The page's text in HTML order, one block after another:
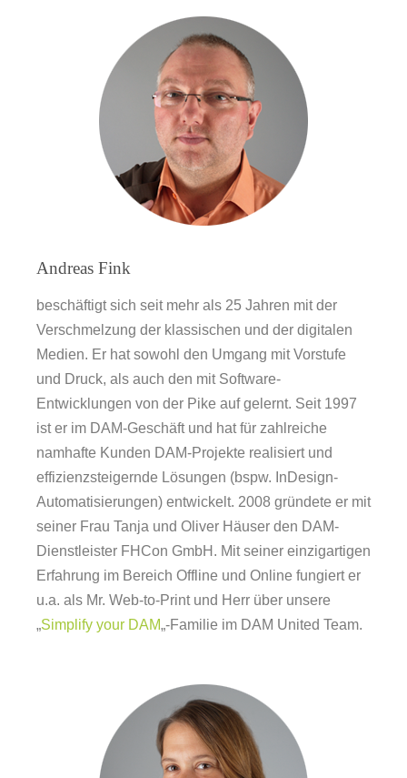
Andreas Fink
beschäftigt sich seit mehr als 25 Jahren mit der
Verschmelzung der klassischen und der digitalen
Medien. Er hat sowohl den Umgang mit Vorstufe
und Druck, als auch den mit Software-
Entwicklungen von der Pike auf gelernt. Seit 1997
ist er im DAM-Geschäft und hat für zahlreiche
namhafte Kunden DAM-Projekte realisiert und
effizienzsteigernde Lösungen (bspw. InDesign-
Automatisierungen) entwickelt. 2008 gründete er mit
seiner Frau Tanja und Oliver Häuser den DAM-
Dienstleister FHCon GmbH. Mit seiner einzigartigen
Erfahrung im Bereich Offline und Online fungiert er
u.a. als Mr. Web-to-Print und Herr über unsere
„Simplify your DAM„-Familie im DAM United Team.